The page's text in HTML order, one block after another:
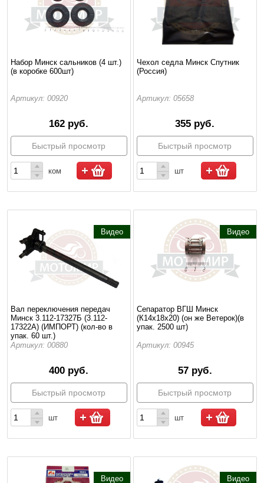
Набор Минск сальников (4 шт.)
(в коробке 600шт)
Артикул: 00920
162 руб.
Быстрый просмотр
ком
Чехол седла Минск Спутник
(Россия)
Артикул: 05658
355 руб.
Быстрый просмотр
шт
Видео
Вал переключения передач
Минск 3.112-17327Б (3.112-
17322А) (ИМПОРТ) (кол-во в
упак. 60 шт.)
Артикул: 00880
400 руб.
Быстрый просмотр
шт
Видео
Сепаратор ВГШ Минск
(К14х18х20) (он же Ветерок)(в
упак. 2500 шт)
Артикул: 00945
57 руб.
Быстрый просмотр
шт
Видео Видео